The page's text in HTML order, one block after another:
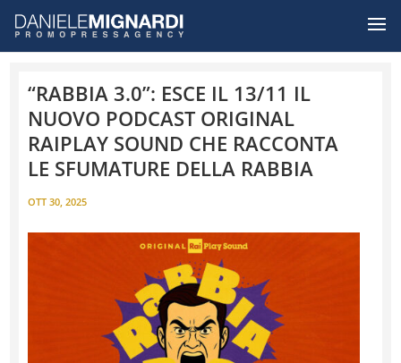
“RABBIA 3.0”: ESCE IL 13/11 IL
NUOVO PODCAST ORIGINAL
RAIPLAY SOUND CHE RACCONTA
LE SFUMATURE DELLA RABBIA
OTT 30, 2025